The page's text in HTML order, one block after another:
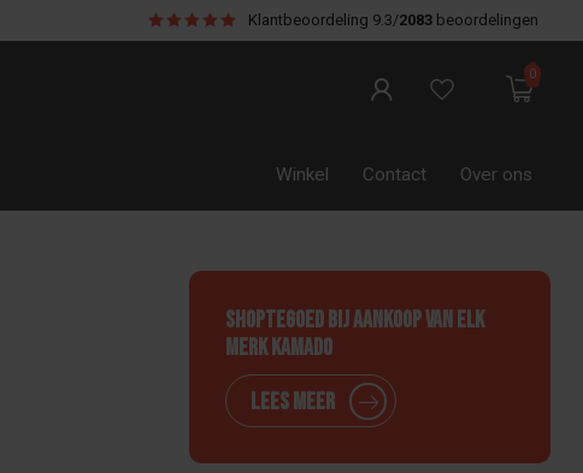
Klantbeoordeling 9.3/2083 beoordelingen
0
Winkel Contact Over ons
Shoptegoed bij aankoop van elk
merk Kamado
Lees meer